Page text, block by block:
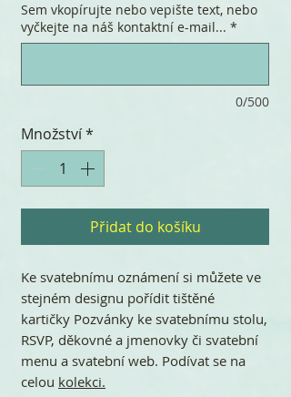
Sem vkopírujte nebo vepište text, nebo
vyčkejte na náš kontaktní e-mail... *
0/500
Množství*
Přidat do košíku
Ke svatebnímu oznámení si můžete ve
stejném designu pořídit tištěné
kartičky Pozvánky ke svatebnímu stolu,
RSVP, děkovné a jmenovky či svatební
menu a svatební web. Podívat se na
celou kolekci.